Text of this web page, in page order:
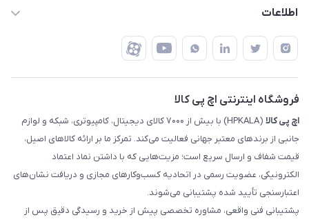
تهران - طبقه سوم تجاری - پلاک 11014
ضمانت اصالت کالا
رهگیری مرسولات پست
رهگیری مرسولات چاپار
رهگیری مرسولات ماهکس
اطلاعات
درباره ما
تماس با ما
فروشگاه اینترنتی اچ پی کالا
اچ‌ پی‌ کالا
(HPKALA) با بیش از ۷۰۰۰ کالای دیجیتال، کامپیوتری، شبکه و لوازم
جانبی از برندهای معتبر جهانی فعالیت می‌کند. تمرکز ما بر ارائه کالاهای اصیل،
قیمت شفاف و ارسال سریع است؛ مزیت‌هایی که با داشتن نماد اعتماد
الکترونیکی، عضویت رسمی در اتحادیه کسب‌وکارهای مجازی و دریافت نشان‌های
اعتبارسنجی تأیید شده پشتیبانی می‌شوند.
پشتیبانی فنی واقعی، مشاوره تخصصی پیش از خرید و رسیدگی دقیق پس از